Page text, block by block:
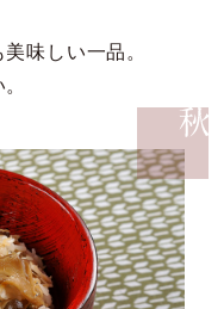
味しい一品。